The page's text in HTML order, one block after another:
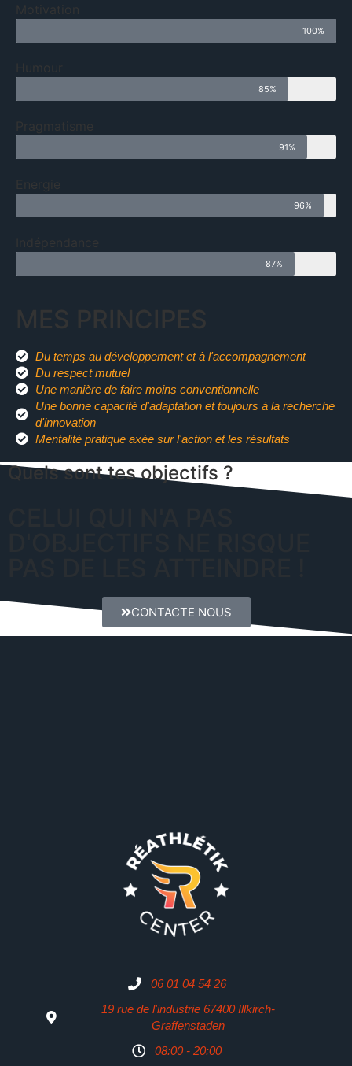
Motivation
100%
Humour
85%
Pragmatisme
91%
Energie
96%
Indépendance
87%
MES PRINCIPES
Du temps au développement et à l'accompagnement
Du respect mutuel
Une manière de faire moins conventionnelle
Une bonne capacité d'adaptation et toujours à la recherche
d'innovation
Mentalité pratique axée sur l'action et les résultats
Quels sont tes objectifs ?
CONTACTE NOUS
06 01 04 54 26
19 rue de l'industrie 67400 Illkirch-
Graffenstaden
08:00 - 20:00